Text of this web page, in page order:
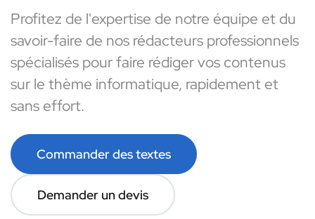
Profitez de l'expertise de notre équipe et du
savoir-faire de nos rédacteurs professionnels
spécialisés pour faire rédiger vos contenus
sur le thème informatique, rapidement et
sans effort.
Commander des textes
Demander un devis